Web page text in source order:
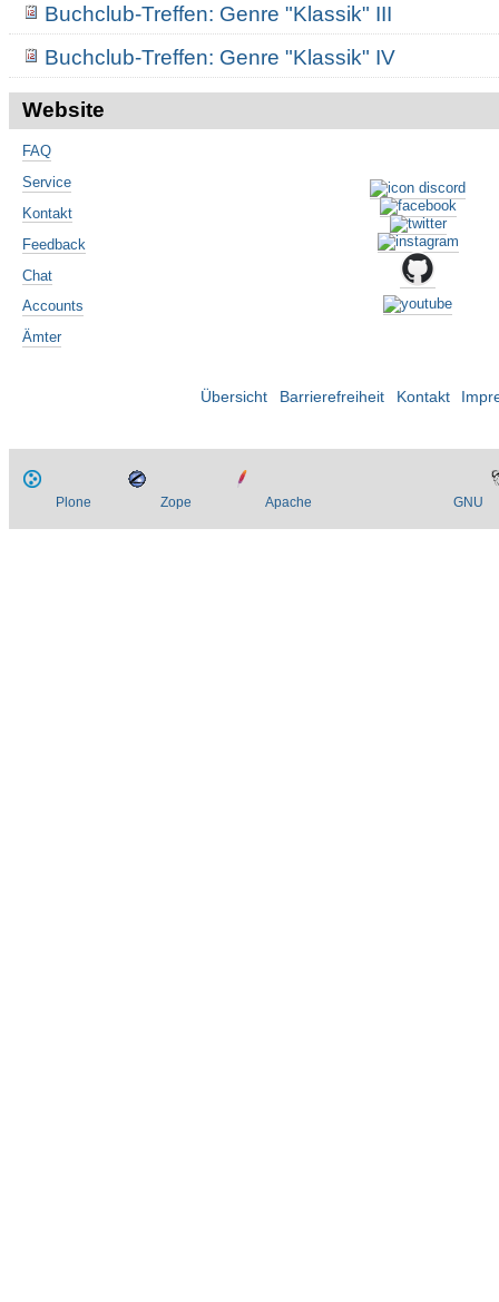
Buchclub-Treffen: Genre "Klassik" III
Buchclub-Treffen: Genre "Klassik" IV
Website
FAQ
Service
Kontakt
Feedback
Chat
Accounts
Ämter
Übersicht Barrierefreiheit Kontakt
Plone Zope Apache GNU